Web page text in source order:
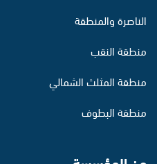
الناصرة والمنطقة
منطقة النقب
منطقة المثلث الشمالي
منطقة البطوف